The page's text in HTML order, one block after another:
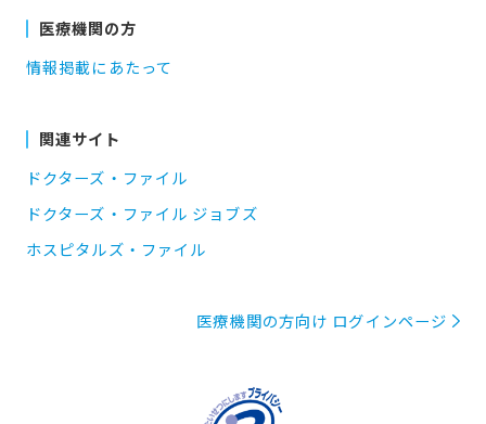
医療機関の方
情報掲載にあたって
関連サイト
ドクターズ・ファイル
ドクターズ・ファイル ジョブズ
ホスピタルズ・ファイル
医療機関の方向け ログインページ